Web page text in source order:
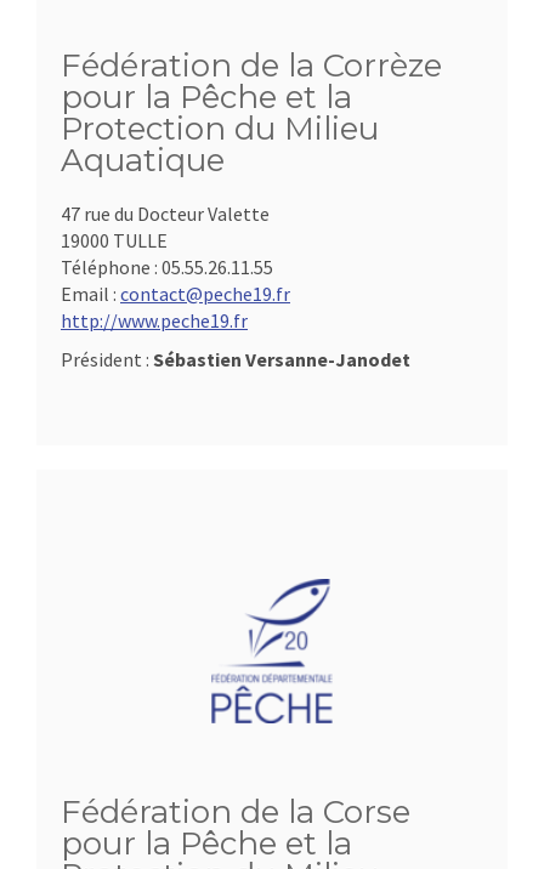
Fédération de la Corrèze
pour la Pêche et la
Protection du Milieu
Aquatique
47 rue du Docteur Valette
19000 TULLE
Téléphone : 05.55.26.11.55
Email : contact@peche19.fr
http://www.peche19.fr
Président : Sébastien Versanne-Janodet
Fédération de la Corse
pour la Pêche et la